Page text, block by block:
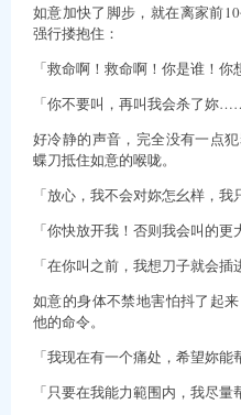
如意加快了脚步，就在离家前
强行搂抱住：
「救命啊！救命啊！你是谁！你
「你不要叫，再叫我会杀了妳
好冷静的声音，完全没有一点
蝶刀抵住如意的喉咙。
「放心，我不会对妳怎幺样，我
「你快放开我！否则我会叫的更
「在你叫之前，我想刀子就会插
如意的身体不禁地害怕抖了起
他的命令。
「我现在有一个痛处，希望妳能
「只要在我能力範围内，我尽量